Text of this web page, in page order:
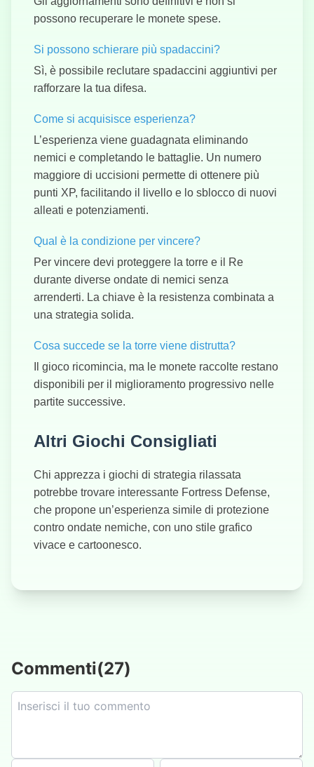
possono recuperare le monete spese.
Si possono schierare più spadaccini?
Sì, è possibile reclutare spadaccini aggiuntivi per
rafforzare la tua difesa.
Come si acquisisce esperienza?
L’esperienza viene guadagnata eliminando
nemici e completando le battaglie. Un numero
maggiore di uccisioni permette di ottenere più
punti XP, facilitando il livello e lo sblocco di nuovi
alleati e potenziamenti.
Qual è la condizione per vincere?
Per vincere devi proteggere la torre e il Re
durante diverse ondate di nemici senza
arrenderti. La chiave è la resistenza combinata a
una strategia solida.
Cosa succede se la torre viene distrutta?
Il gioco ricomincia, ma le monete raccolte restano
disponibili per il miglioramento progressivo nelle
partite successive.
Altri Giochi Consigliati
Chi apprezza i giochi di strategia rilassata
potrebbe trovare interessante Fortress Defense,
che propone un’esperienza simile di protezione
contro ondate nemiche, con uno stile grafico
vivace e cartoonesco.
Commenti(27)